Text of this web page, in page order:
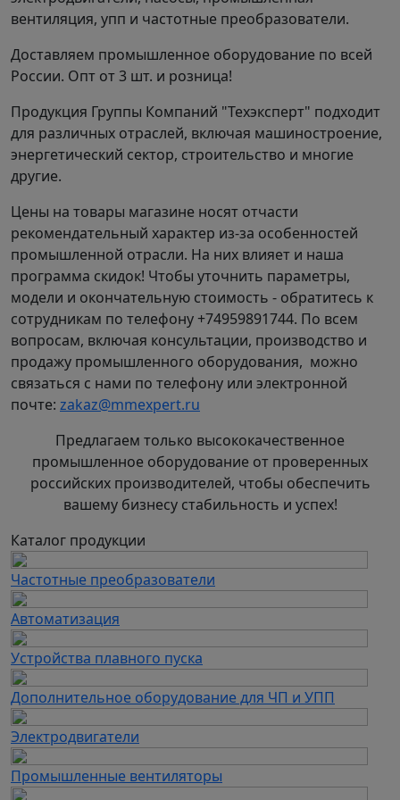
насосов ЦГ обеспечивает автоматическую
процессе работы, что приводит к оптимальному
фиксированию ротора с закрепленным на нем
рабочим колесом в осевом направлении. Более
чем 40-летняя эксплуатация насосов ЦГ
подтверждает их высокое качество и надежность
в течении всего срока службы.
вентиляция, упп и частотные преобразователи.
Доставляем промышленное оборудование по всей
России. Опт от 3 шт. и розница!
Продукция Группы Компаний "Техэксперт" подходит
для различных отраслей, включая машиностроение,
энергетический сектор, строительство и многие
другие.
Цены на товары магазине носят отчасти
рекомендательный характер из-за особенностей
промышленной отрасли. На них влияет и наша
программа скидок! Чтобы уточнить параметры,
модели и окончательную стоимость - обратитесь к
сотрудникам по телефону +74959891744. По всем
вопросам, включая консультации, производство и
продажу промышленного оборудования, можно
связаться с нами по телефону или электронной
почте: zakaz@mmexpert.ru
Предлагаем только высококачественное
промышленное оборудование от проверенных
российских производителей, чтобы обеспечить
вашему бизнесу стабильность и успех!
Каталог продукции
Частотные преобразователи
Автоматизация
Устройства плавного пуска
Дополнительное оборудование для ЧП и УПП
Электродвигатели
Промышленные вентиляторы